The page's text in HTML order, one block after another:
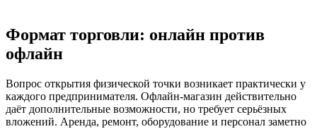
Формат торговли: онлайн против
офлайн
Вопрос открытия физической точки возникает практически у
каждого предпринимателя. Офлайн-магазин действительно
даёт дополнительные возможности, но требует серьёзных
вложений. Аренда, ремонт, оборудование и персонал заметно